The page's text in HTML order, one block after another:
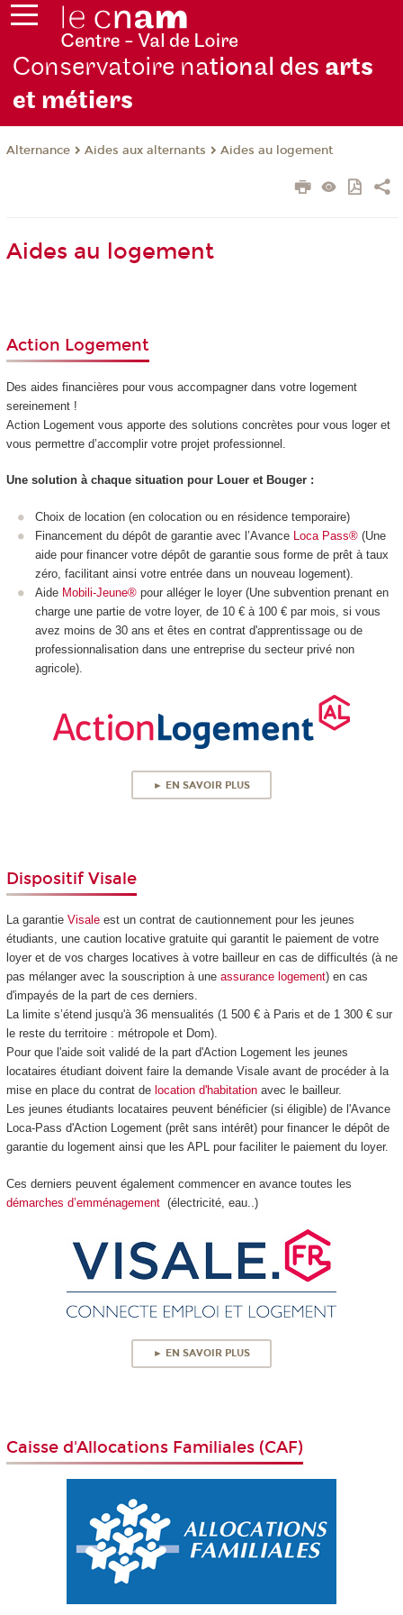
Conservatoire national des arts
et métiers
Alternance Aides aux alternants Aides au logement
Aides au logement
Action Logement
Des aides financières pour vous accompagner dans votre logement
sereinement !
Action Logement vous apporte des solutions concrètes pour vous loger et
vous permettre d’accomplir votre projet professionnel.
Une solution à chaque situation pour Louer et Bouger :
Choix de location (en colocation ou en résidence temporaire)
Financement du dépôt de garantie avec l’Avance
Loca Pass® (Une
aide pour financer votre dépôt de garantie sous forme de prêt à taux
zéro, facilitant ainsi votre entrée dans un nouveau logement).
Aide Mobili-Jeune® pour alléger le loyer (Une subvention prenant en
charge une partie de votre loyer, de 10 € à 100 € par mois, si vous
avez moins de 30 ans et êtes en contrat d'apprentissage ou de
professionnalisation dans une entreprise du secteur privé non
agricole).
► EN SAVOIR PLUS
Dispositif Visale
La garantie Visaleest un contrat de cautionnement pour les jeunes
étudiants, une caution locative gratuite qui garantit le paiement de votre
loyer et de vos charges locatives à votre bailleur en cas de difficultés (à ne
pas mélanger avec la souscription à une assurance logement) en cas
d'impayés de la part de ces derniers.
La limite s’étend jusqu'à 36 mensualités (1 500 € à Paris et de 1 300 € sur
le reste du territoire : métropole et Dom).
Pour que l'aide soit validé de la part d'Action Logement les jeunes
locataires étudiant doivent faire la demande Visale avant de procéder à la
mise en place du contrat de location d'habitationavec le bailleur.
Les jeunes étudiants locataires peuvent bénéficier (si éligible) de l'Avance
Loca-Pass d'Action Logement (prêt sans intérêt) pour financer le dépôt de
garantie du logement ainsi que les APL pour faciliter le paiement du loyer.
Ces derniers peuvent également commencer en avance toutes les
démarches d’emménagement(électricité, eau..)
► EN SAVOIR PLUS
Caisse d'Allocations Familiales (CAF)